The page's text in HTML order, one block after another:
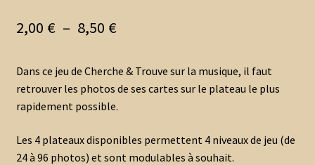
2,00 € – 8,50 €Plage
prix :
8,50 €
Dans ce jeu de Cherche & Trouve sur la musique, il faut
retrouver les photos de ses cartes sur le plateau le plus
rapidement possible.
Les 4 plateaux disponibles permettent 4 niveaux de jeu (de
24 à 96 photos) et sont modulables à souhait.